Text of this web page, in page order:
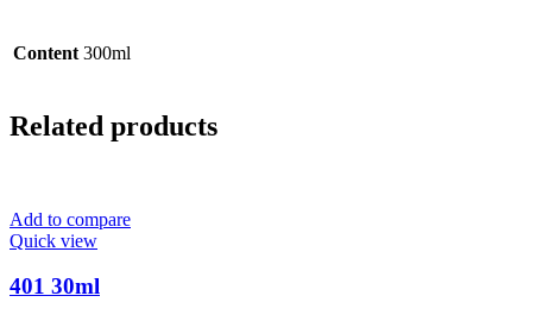
Content 300ml
Related products
Add to compare
Quick view
401 30ml